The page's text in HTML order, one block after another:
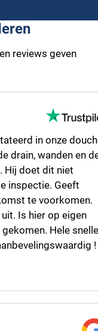
reviews geven
in onze
drain, wanden en
Hij doet dit niet
inspectie. Geeft
te voorkomen.
Is hier op eigen
Hele snelle
!